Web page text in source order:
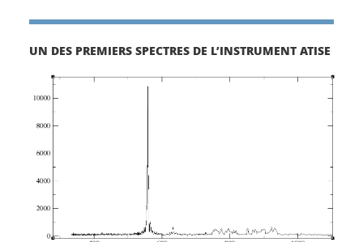
UN DES PREMIERS SPECTRES DE L’INSTRUMENT ATISE